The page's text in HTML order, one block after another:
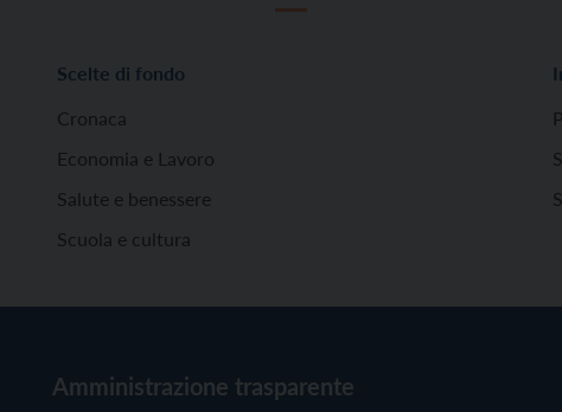
Scelte di fondo
Cronaca
Economia e Lavoro
Salute e benessere
Scuola e cultura
Amministrazione trasparente